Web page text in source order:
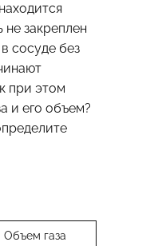
не закреплен
сосуде без
при этом
и его объем?
Объем газа